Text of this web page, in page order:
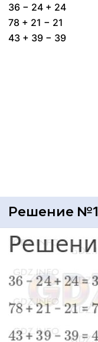
36 − 24 + 24
78 + 21 − 21
43 + 39 − 39
Решение №1